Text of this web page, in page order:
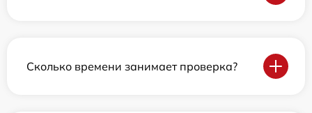
Сколько времени занимает проверка?